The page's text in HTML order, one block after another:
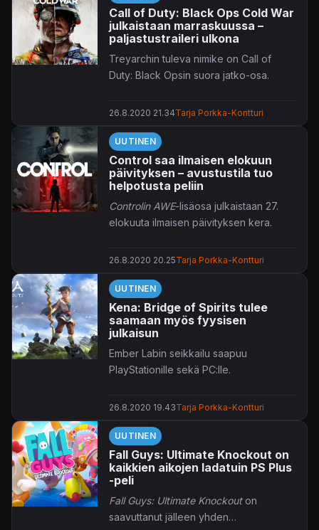
Call of Duty: Black Ops Cold War
julkaistaan marraskuussa –
paljastustraileri ulkona
Treyarchin tuleva nimike on Call of
Duty: Black Opsin suora jatko-osa.
26.8.2020 21.34Tarja Porkka-Kontturi
UUTINEN
Control saa ilmaisen elokuun
päivityksen – avustustila tuo
helpotusta peliin
Controlin AWE-lisäosa julkaistaan 27.
elokuuta ilmaisen päivityksen kera.
26.8.2020 20.25Tarja Porkka-Kontturi
UUTINEN
Kena: Bridge of Spirits tulee
saamaan myös fyysisen
julkaisun
Ember Labin seikkailu saapuu
PlayStationille sekä PC:lle.
26.8.2020 19.43Tarja Porkka-Kontturi
UUTINEN
Fall Guys: Ultimate Knockout on
kaikkien aikojen ladatuin PS Plus
-peli
Fall Guys: Ultimate Knockouton
saavuttanut jälleen yhden